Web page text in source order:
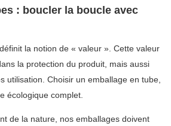
: boucler la boucle avec
la notion de « valeur ». Cette valeur
la protection du produit, mais aussi
utilisation. Choisir un emballage en tube,
écologique complet.
de la nature, nos emballages doivent